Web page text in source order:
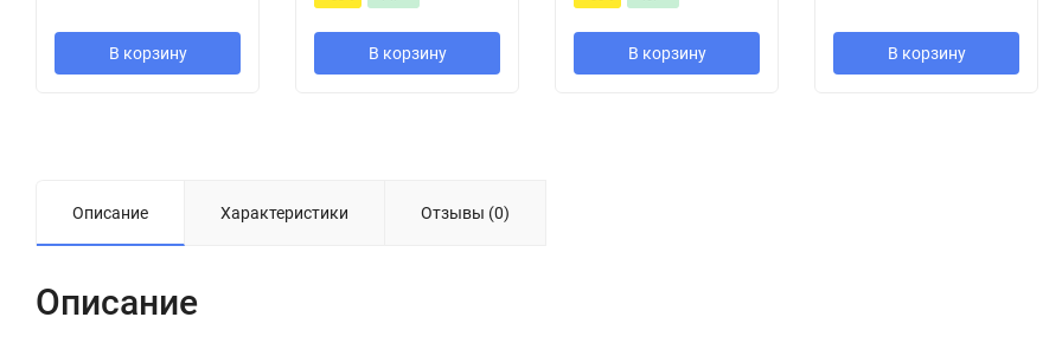
В корзину В корзину В корзину В корзину
Описание Характеристики Отзывы (0)
Описание